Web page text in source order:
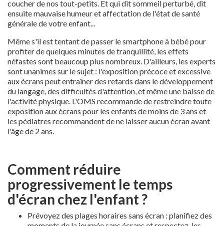
coucher de nos tout-petits. Et qui dit sommeil perturbé, dit
ensuite mauvaise humeur et affectation de l'état de santé
générale de votre enfant...
Même s'il est tentant de passer le smartphone à bébé pour
profiter de quelques minutes de tranquillité, les effets
néfastes sont beaucoup plus nombreux. D'ailleurs, les experts
sont unanimes sur le sujet : l'exposition précoce et excessive
aux écrans peut entraîner des retards dans le développement
du langage, des difficultés d'attention, et même une baisse de
l'activité physique. L'OMS recommande de restreindre toute
exposition aux écrans pour les enfants de moins de 3 ans et
les pédiatres recommandent de ne laisser aucun écran avant
l'âge de 2 ans.
Comment réduire
progressivement le temps
d'écran chez l'enfant ?
Prévoyez des plages horaires sans écran : planifiez des